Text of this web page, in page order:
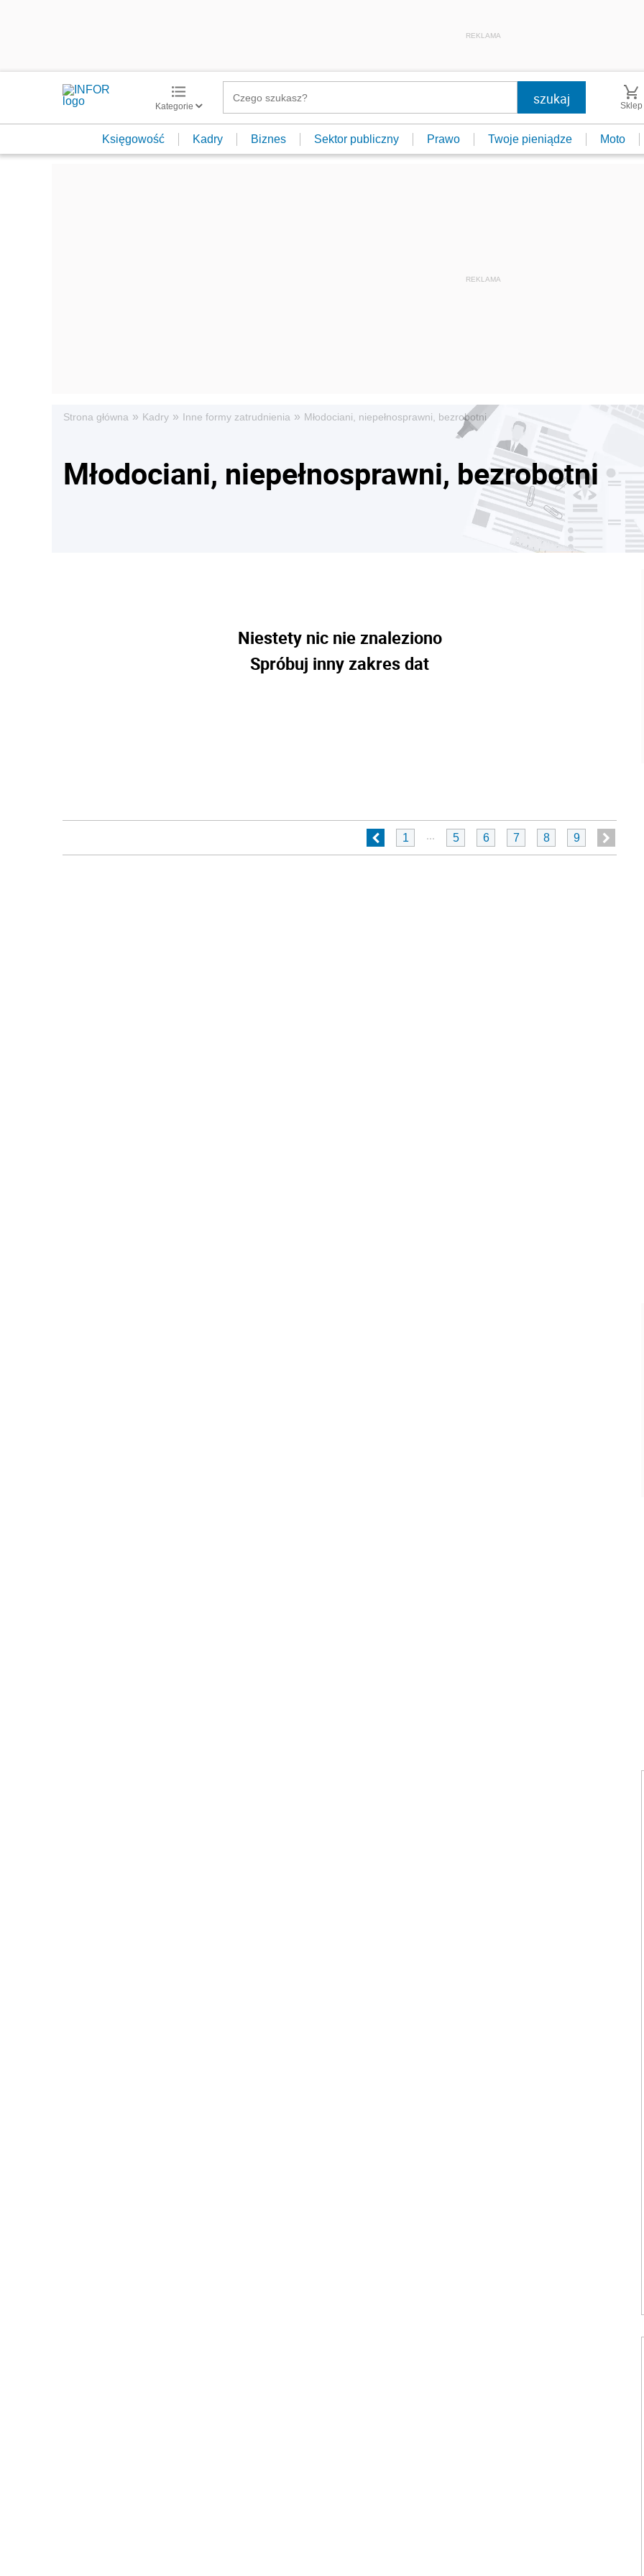
REKLAMA
Kategorie Sklep
Księgowość Kadry Biznes Sektor publiczny Prawo Twoje pieniądze Moto
Strona główna » Kadry » Inne formy zatrudnienia » Młodociani, niepełnosprawni, bezrobotni
Młodociani, niepełnosprawni, bezrobotni
Niestety nic nie znaleziono
Spróbuj inny zakres dat
1 ... 5 6 7 8 9